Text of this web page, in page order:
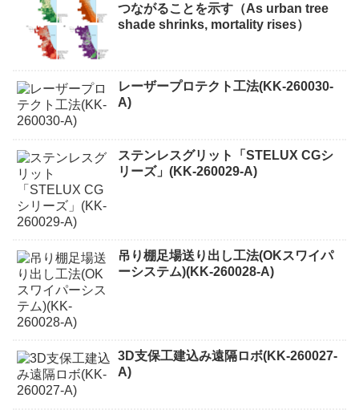
つながることを示す（As urban tree
shade shrinks, mortality rises）
レーザープロテクト⼯法(KK-260030-
A)
ステンレスグリット「STELUX CGシ
リーズ」(KK-260029-A)
吊り棚足場送り出し工法(OKスワイパ
ーシステム)(KK-260028-A)
3D支保工建込み遠隔ロボ(KK-260027-
A)